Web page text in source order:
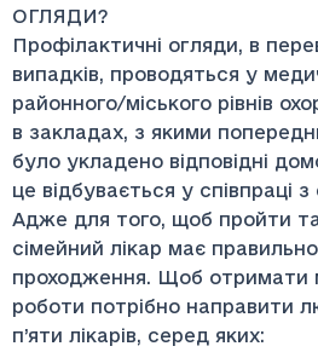
ОГЛЯДИ?
Профілактичні огляди, в
випадків, проводяться у
районного/міського рівнів
в закладах, з якими
було укладено відповідні
це відбувається у співпраці
Адже для того, щоб пройти
сімейний лікар має
проходження. Щоб отримати
роботи потрібно направити
п’яти лікарів, серед яких: